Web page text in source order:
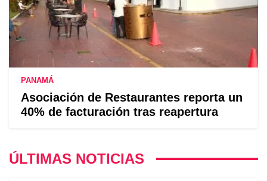
PANAMÁ
Asociación de Restaurantes reporta un
40% de facturación tras reapertura
ÚLTIMAS NOTICIAS